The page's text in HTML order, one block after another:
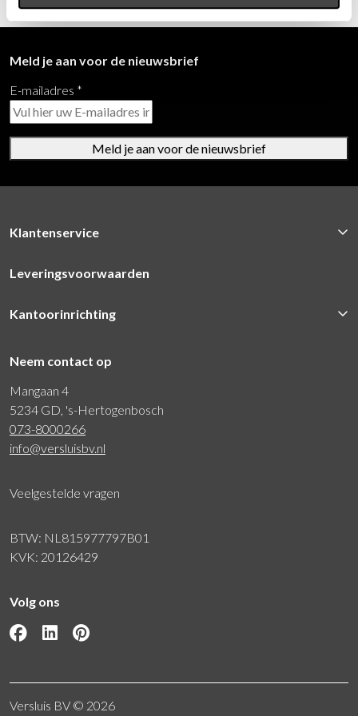
Meld je aan voor de nieuwsbrief
E-mailadres *
Meld je aan voor de nieuwsbrief
Klantenservice
Leveringsvoorwaarden
Kantoorinrichting
Neem contact op
Mangaan 4
5234 GD, 's-Hertogenbosch
073-8000266
info@versluisbv.nl
Veelgestelde vragen
BTW: NL815977797B01
KVK: 20126429
Volg ons
Versluis BV © 2026